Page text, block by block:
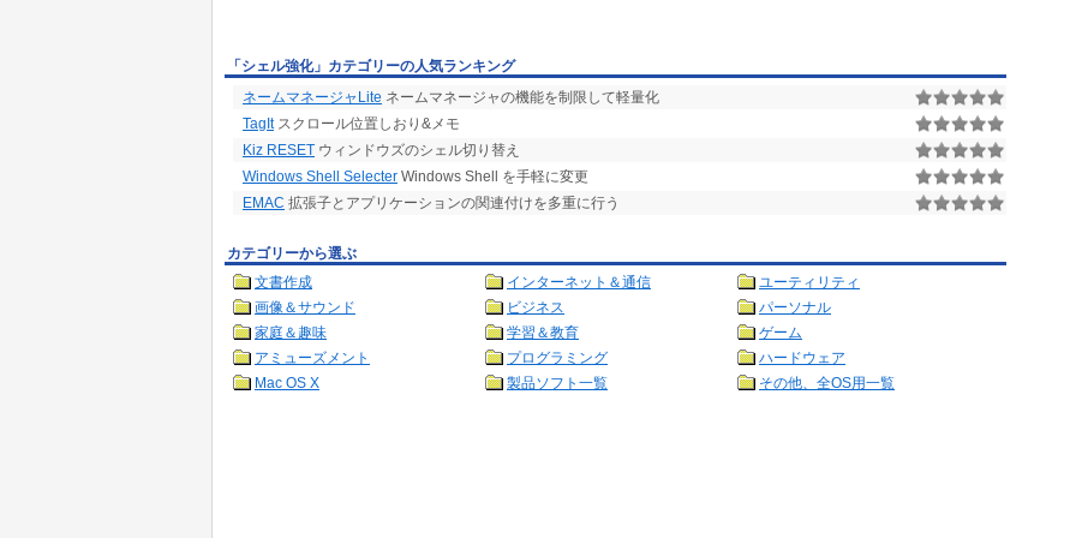
「シェル強化」カテゴリーの人気ランキング
ネームマネージャLite ネームマネージャの機能を制限して軽量化
TagItスクロール位置しおり&メモ
Kiz RESET ウィンドウズのシェル切り替え
Windows Shell Selecter Windows Shell を手軽に変更
EMAC 拡張子とアプリケーションの関連付けを多重に行う
カテゴリーから選ぶ
文書作成
インターネット＆通信
ユーティリティ
画像＆サウンド
ビジネス
パーソナル
家庭＆趣味
学習＆教育
ゲーム
アミューズメント
プログラミング
ハードウェア
Mac OS X
製品ソフト一覧 その他、全OS用一覧